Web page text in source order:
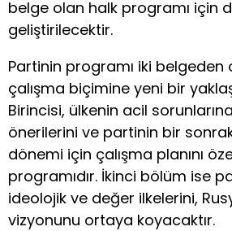
belge olan halk programı için
geliştirilecektir.
Partinin programı iki belgeden
çalışma biçimine yeni bir
Birincisi, ülkenin acil
önerilerini ve partinin bir
dönemi için çalışma planını
programıdır. İkinci bölüm ise
ideolojik ve değer ilkelerini,
vizyonunu ortaya koyacaktır.